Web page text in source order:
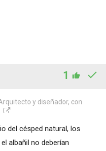
1
y diseñador, con
del césped natural, los
albañil no deberían